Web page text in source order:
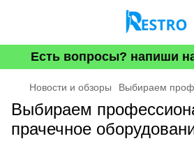
Есть вопросы? напиши
Новости и обзоры Выбираем
Выбираем
прачечное